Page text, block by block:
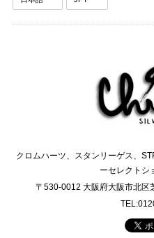
クロムハーツ、スタンリーゲス、
ーセレクトシ
〒530-0012 大阪府大阪市北区